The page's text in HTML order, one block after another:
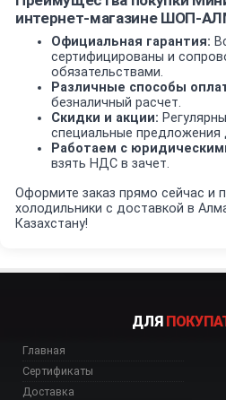
интернет-магазине ШОП-
Официальная гарантия:
сертифицированы и
обязательствами.
Различные способы
безналичный расчет.
Скидки и акции:
специальные предложения
Работаем с
взять НДС в зачет.
Оформите заказ прямо сейчас и
холодильники с доставкой в
Казахстану!
ДЛЯ
Главная
Сертификаты
Доставка